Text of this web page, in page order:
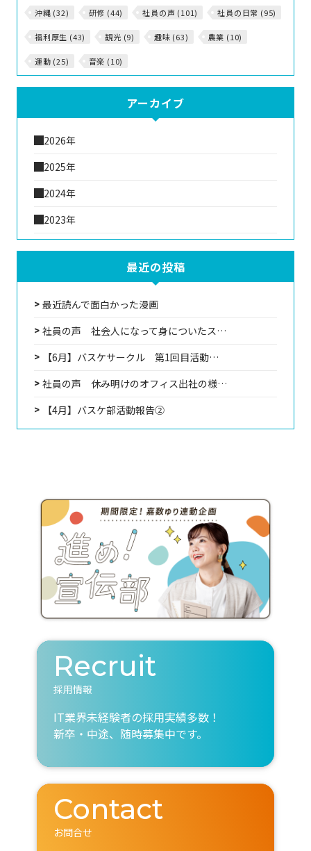
沖縄 (32) 研修 (44) 社員の声 (101) 社員の日常 (95)
福利厚生 (43) 観光 (9) 趣味 (63) 農業 (10)
運動 (25) 音楽 (10)
アーカイブ
2026年
2025年
2024年
2023年
最近の投稿
最近読んで面白かった漫画
社員の声 社会人になって身についたス…
【6月】バスケサークル 第1回目活動…
社員の声 休み明けのオフィス出社の様…
【4月】バスケ部活動報告②
Recruit
採用情報
IT業界未経験者の採用実績多数！
新卒・中途、随時募集中です。
Contact
お問合せ